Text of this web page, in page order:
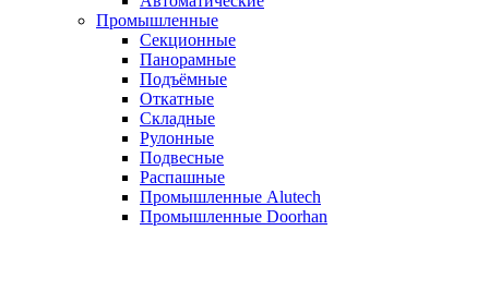
Промышленные
Секционные
Панорамные
Подъёмные
Откатные
Складные
Рулонные
Подвесные
Распашные
Промышленные Alutech
Промышленные Doorhan